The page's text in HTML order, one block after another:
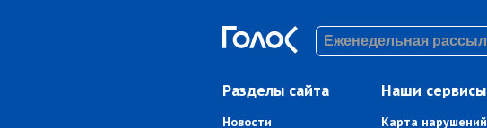
Разделы сайта
Новости
Наши сервисы
Карта нарушений